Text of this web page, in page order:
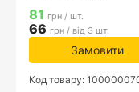
81 грн / шт.
66 грн / від 3 шт.
Замовити
Код товару: